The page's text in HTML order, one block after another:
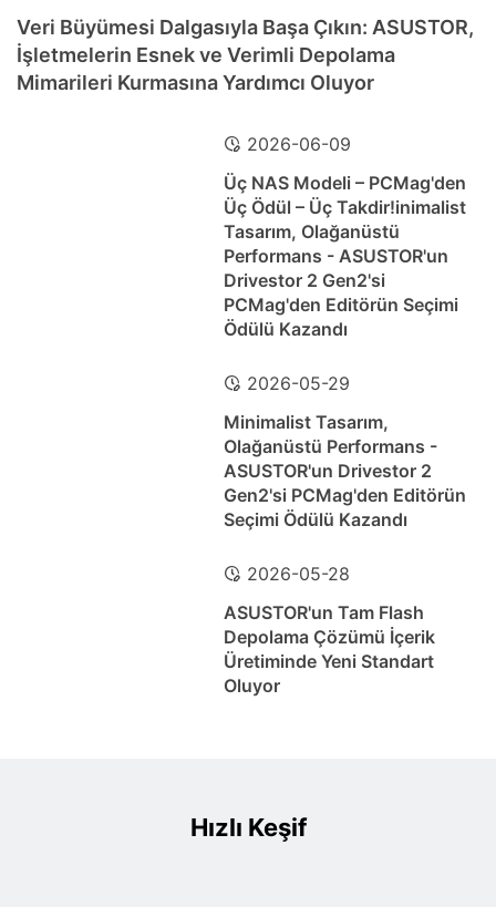
Veri Büyümesi Dalgasıyla Başa Çıkın: ASUSTOR,
İşletmelerin Esnek ve Verimli Depolama
Mimarileri Kurmasına Yardımcı Oluyor
2026-06-09
Üç NAS Modeli – PCMag'den
Üç Ödül – Üç Takdir!inimalist
Tasarım, Olağanüstü
Performans - ASUSTOR'un
Drivestor 2 Gen2'si
PCMag'den Editörün Seçimi
Ödülü Kazandı
2026-05-29
Minimalist Tasarım,
Olağanüstü Performans -
ASUSTOR'un Drivestor 2
Gen2'si PCMag'den Editörün
Seçimi Ödülü Kazandı
2026-05-28
ASUSTOR'un Tam Flash
Depolama Çözümü İçerik
Üretiminde Yeni Standart
Oluyor
Hızlı Keşif